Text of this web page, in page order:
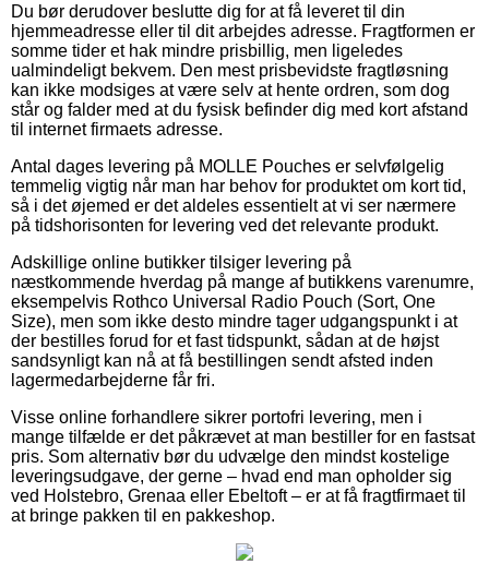
Du bør derudover beslutte dig for at få leveret til din
hjemmeadresse eller til dit arbejdes adresse. Fragtformen er
somme tider et hak mindre prisbillig, men ligeledes
ualmindeligt bekvem. Den mest prisbevidste fragtløsning
kan ikke modsiges at være selv at hente ordren, som dog
står og falder med at du fysisk befinder dig med kort afstand
til internet firmaets adresse.
Antal dages levering på MOLLE Pouches er selvfølgelig
temmelig vigtig når man har behov for produktet om kort tid,
så i det øjemed er det aldeles essentielt at vi ser nærmere
på tidshorisonten for levering ved det relevante produkt.
Adskillige online butikker tilsiger levering på
næstkommende hverdag på mange af butikkens varenumre,
eksempelvis Rothco Universal Radio Pouch (Sort, One
Size), men som ikke desto mindre tager udgangspunkt i at
der bestilles forud for et fast tidspunkt, sådan at de højst
sandsynligt kan nå at få bestillingen sendt afsted inden
lagermedarbejderne får fri.
Visse online forhandlere sikrer portofri levering, men i
mange tilfælde er det påkrævet at man bestiller for en fastsat
pris. Som alternativ bør du udvælge den mindst kostelige
leveringsudgave, der gerne – hvad end man opholder sig
ved Holstebro, Grenaa eller Ebeltoft – er at få fragtfirmaet til
at bringe pakken til en pakkeshop.